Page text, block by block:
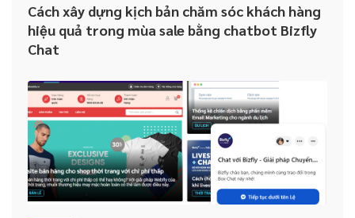
Cách xây dựng kịch bản chăm sóc khách hàng
hiệu quả trong mùa sale bằng chatbot Bizfly
Chat